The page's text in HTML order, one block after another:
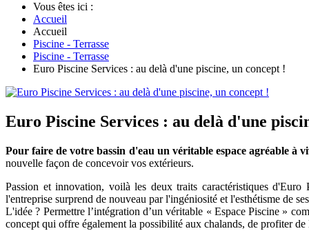
Vous êtes ici :
Accueil
Accueil
Piscine - Terrasse
Piscine - Terrasse
Euro Piscine Services : au delà d'une piscine, un concept !
Euro Piscine Services : au delà d'une
Pour faire de votre bassin d'eau un véritable espace agréable à
nouvelle façon de concevoir vos extérieurs.
Passion et innovation, voilà les deux traits caractéristiques
l'entreprise surprend de nouveau par l'ingéniosité et l'esthétisme de
L'idée ? Permettre l’intégration d’un véritable « Espace Piscine »
concept qui offre également la possibilité aux chalands, de profiter